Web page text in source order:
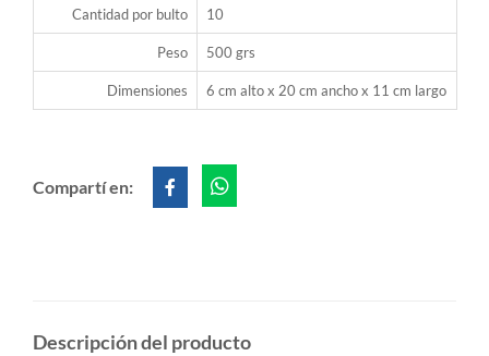
Cantidad por bulto 10
Peso 500 grs
Dimensiones 6 cm alto x 20 cm ancho x 11 cm largo
Compartí en:
Descripción del producto